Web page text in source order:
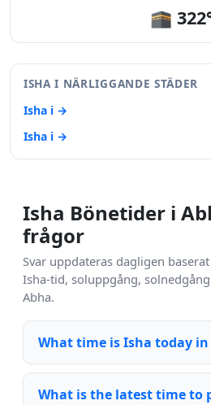
🕋
ISHA I NÄRLIGGANDE STÄDER
Isha i →
Isha i →
Isha Bönetider i
frågor
Svar uppdateras dagligen
Isha-tid, soluppgång,
Abha.
What time is Isha today in
What is the latest time to